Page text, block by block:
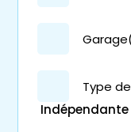
Type
Indépendante